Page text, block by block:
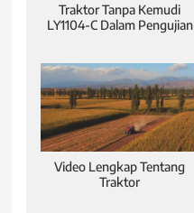
Traktor Tanpa Kemudi
LY1104-C Dalam Pengujian
Video Lengkap Tentang
Traktor